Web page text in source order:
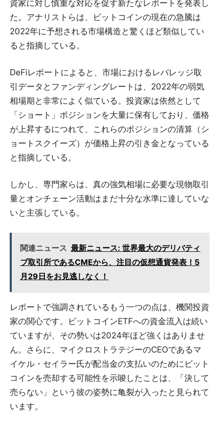
資家に対し慎重な対応を促す新たなレポートを発表し
た。アナリストらは、ビットコインの現在の急騰は
2022年に予想される市場構造と驚くほど類似してい
ると指摘している。
DeFiレポートによると、市場におけるレバレッジ取
引データとファンディングレートは、2022年の弱気
相場期と非常によく似ている。投資家は依然として
「ショート」ポジションを大量に保有しており、価格
が上昇するにつれて、これらのポジションの清算（シ
ョートスクイーズ）が価格上昇の引き金となっている
と指摘している。
しかし、専門家らは、真の強気相場に必要な現物取引
量とオンチェーン活動はまだ十分な水準に達していな
いと主張している。
関連ニュース 最新ニュース: 世界最大のデリバティ
ブ取引所であるCMEから、注目の仮想通貨発表！5
月29日をお見逃しなく！
レポートで強調されているもう一つの点は、機関投資
家の関心です。ビットコインETFへの資金流入は続い
ていますが、その勢いは2024年ほど強くはありませ
ん。さらに、マイクロストラテジーのCEOであるマ
イケル・セイラー氏が配当金の支払いのためにビット
コインを売却する可能性を示唆したことは、「決して
売らない」という彼の姿勢に亀裂が入ったと見られて
います。